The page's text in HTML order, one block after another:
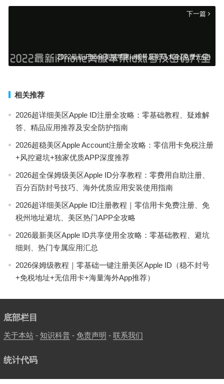
下一篇
2022最新iPhone美服苹果id账号及密码大全(免费无锁)
相关推荐
2026超详细美区Apple ID注册全攻略：零基础教程、疑难解
答、精品应用推荐及安全防护指南
2026超稳美区Apple Account注册全攻略：零信用卡免税注册
+风控避坑+独家优质APP深度推荐
2026超全保姆级美区Apple ID分享教程：零费用自助注册、
百分百防封号技巧、海外优质应用安装使用指南
2026超详细美区Apple ID注册教程｜零信用卡免费注册、免
税州地址避坑、美区热门APP全攻略
2026最新美区Apple ID共享使用全攻略：零基础教程、避坑
细则、热门专属应用汇总
2026保姆级教程｜零基础一键注册美区Apple ID（稳不封号
+免税地址+无信用卡+海量海外App推荐）
底部栏目
关于本站- 知识科普- 免责声明 - 联系我们
统计代码